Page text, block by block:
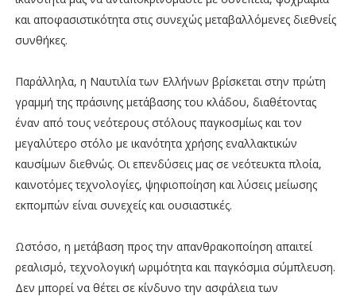
και αποφασιστικότητα στις συνεχώς μεταβαλλόμενες διεθνείς
συνθήκες.
Παράλληλα, η Ναυτιλία των Ελλήνων βρίσκεται στην πρώτη
γραμμή της πράσινης μετάβασης του κλάδου, διαθέτοντας
έναν από τους νεότερους στόλους παγκοσμίως και τον
μεγαλύτερο στόλο με ικανότητα χρήσης εναλλακτικών
καυσίμων διεθνώς. Οι επενδύσεις μας σε νεότευκτα πλοία,
καινοτόμες τεχνολογίες, ψηφιοποίηση και λύσεις μείωσης
εκπομπών είναι συνεχείς και ουσιαστικές.
Ωστόσο, η μετάβαση προς την απανθρακοποίηση απαιτεί
ρεαλισμό, τεχνολογική ωριμότητα και παγκόσμια σύμπλευση.
Δεν μπορεί να θέτει σε κίνδυνο την ασφάλεια των